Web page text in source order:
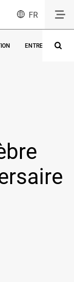
FR
ENTREVUES